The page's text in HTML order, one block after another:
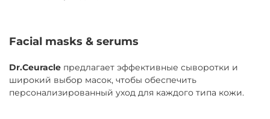
Facial masks & serums
Dr.Ceuracle предлагает эффективные сыворотки и
широкий выбор масок, чтобы обеспечить
персонализированный уход для каждого типа кожи.